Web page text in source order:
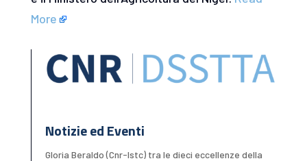
More
Notizie ed Eventi
Gloria Beraldo (Cnr-Istc) tra le dieci eccellenze della